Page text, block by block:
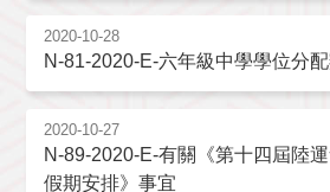
2020-10-28
N-81-2020-E-六年級中學學位分
2020-10-27
N-89-2020-E-有關《第十四屆陸
假期安排》事宜